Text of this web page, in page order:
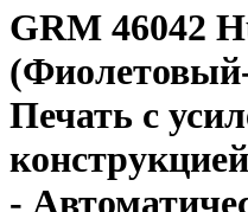
GRM 46042
Печать с
-